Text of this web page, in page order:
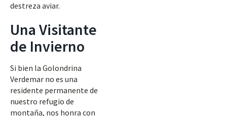
destreza aviar.
Una Visitante
de Invierno
Si bien la Golondrina
Verdemar no es una
residente permanente de
nuestro refugio de
montaña, nos honra con